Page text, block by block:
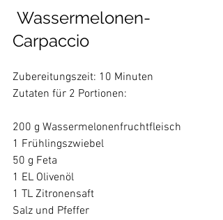
Carpaccio
Zubereitungszeit: 10 Minuten
Zutaten für 2 Portionen:
200 g Wassermelonenfruchtfleisch
1 Frühlingszwiebel
50 g Feta
1 EL Olivenöl
1 TL Zitronensaft
Salz und Pfeffer